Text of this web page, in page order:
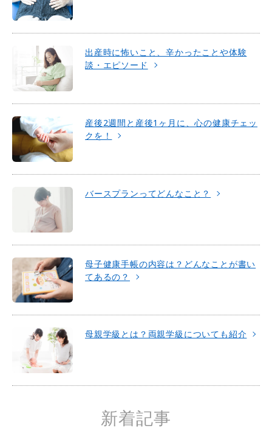
出産時に怖いこと、辛かったことや体験
談・エピソード
産後2週間と産後1ヶ月に、心の健康チェッ
クを！
バースプランってどんなこと？
母子健康手帳の内容は？どんなことが書い
てあるの？
母親学級とは？両親学級についても紹介
新着記事